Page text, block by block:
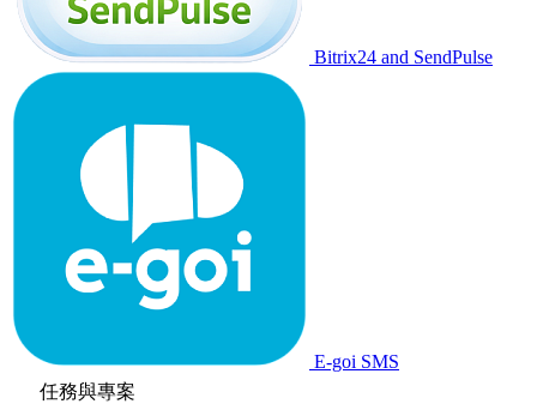
Bitrix24 and SendPulse
E-goi SMS
任務與專案